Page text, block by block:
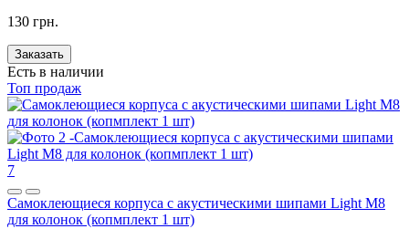
130 грн.
Заказать
Есть в наличии
Топ продаж
7
Самоклеющиеся корпуса с акустическими шипами Light M8
для колонок (копмплект 1 шт)